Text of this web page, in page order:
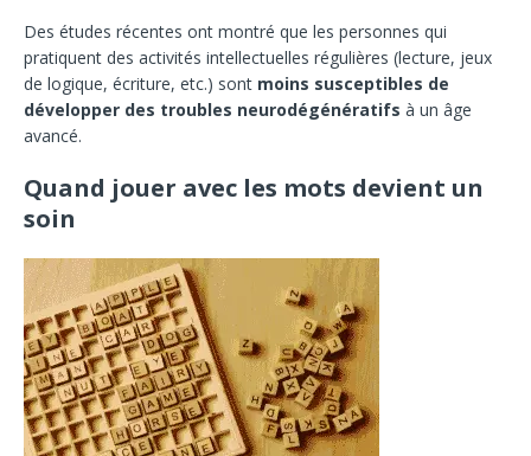
Des études récentes ont montré que les personnes qui
pratiquent des activités intellectuelles régulières (lecture, jeux
de logique, écriture, etc.) sont moins susceptibles de
développer des troubles neurodégénératifs à un âge
avancé.
Quand jouer avec les mots devient un
soin